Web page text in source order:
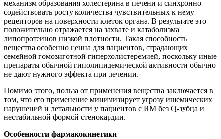
механизм образования холестерина в печени и синхронно
содействовать росту количества чувствительных к нему
рецепторов на поверхности клеток органа. В результате это
положительно отражается на захвате и катаболизма
липопротеинов низкой плотности. Такая способность
вещества особенно ценна для пациентов, страдающих
семейной гомозиготной гиперхолистеремией, поскольку иные
препараты обычной гиполипидемической активности обычно
не дают нужного эффекта при лечении.
Помимо этого, польза от применения вещества заключается в
том, что его применение минимизирует угрозу ишемических
нарушений и летальности у пациентов с ИМ без Q-зубца и
нестабильной формой стенокардии.
Особенности фармакокинетики